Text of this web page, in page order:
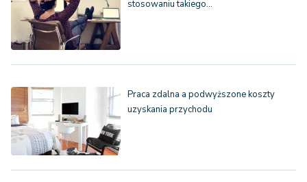
stosowaniu takiego…
Praca zdalna a podwyższone koszty
uzyskania przychodu